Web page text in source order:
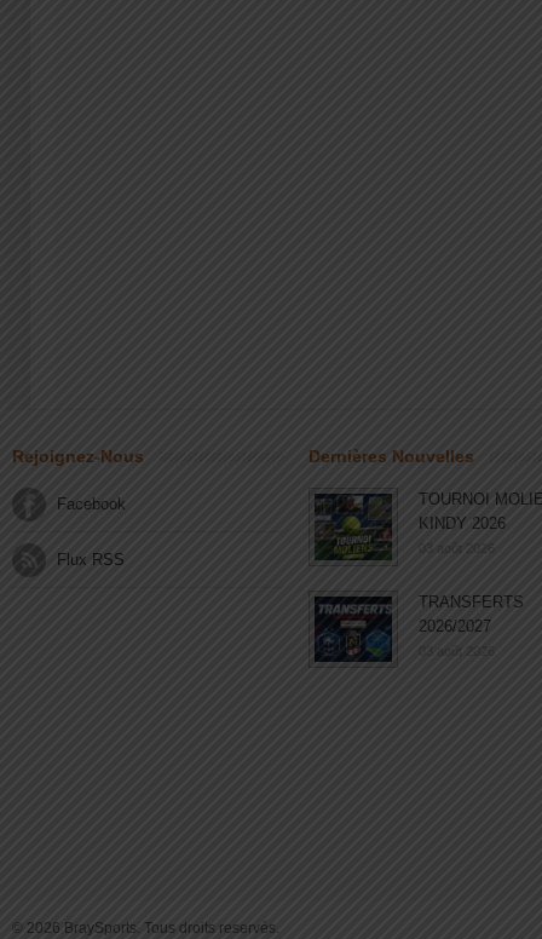
Rejoignez-Nous
Facebook
Flux RSS
Dernières Nouvelles
TOURNOI
KINDY 2026
03 août 2026
TRANSFERTS
2026/2027
03 août 2026
© 2026 BraySports. Tous droits reservés.